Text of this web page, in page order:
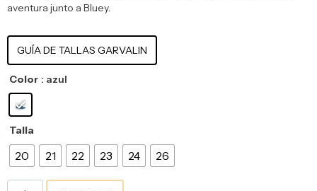
aventura junto a Bluey.
GUÍA DE TALLAS GARVALIN
Color : azul
Talla
20 21 22 23 24 26